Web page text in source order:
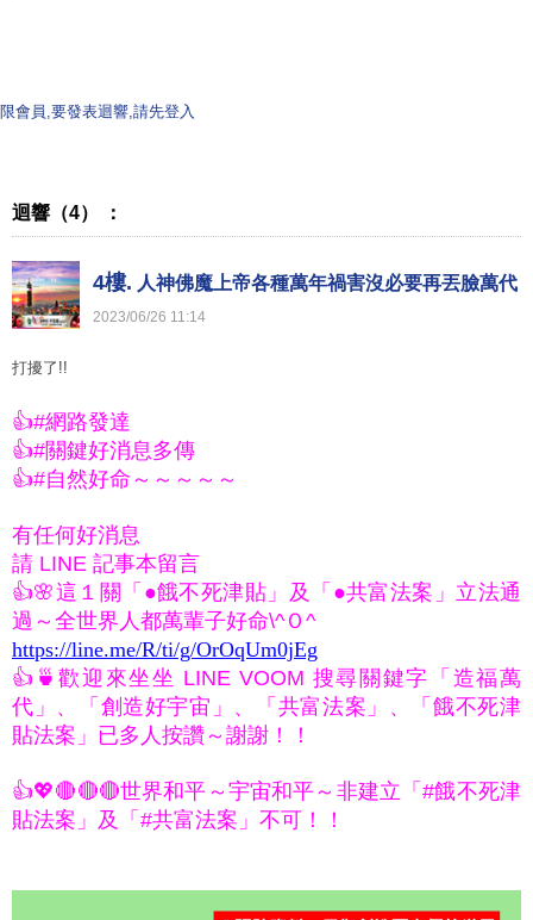
限會員,要發表迴響,請先登入
迴響（4） ：
4樓. 人神佛魔上帝各種萬年禍害沒必要再丟臉萬代
2023/06/26 11:14
打擾了!!
👍#網路發達
👍#關鍵好消息多傳
👍#自然好命～～～～～
有任何好消息
請 LINE 記事本留言
👍🌸這１關「●餓不死津貼」及「●共富法案」立法通
過～全世界人都萬輩子好命\^Ｏ^
https://line.me/R/ti/g/OrOqUm0jEg
👍🍵歡迎來坐坐 LINE VOOM 搜尋關鍵字「造福萬
代」、「創造好宇宙」、「共富法案」、「餓不死津
貼法案」已多人按讚～謝謝！！
👍💖🔴🔴🔴世界和平～宇宙和平～非建立「#餓不死津
貼法案」及「#共富法案」不可！！